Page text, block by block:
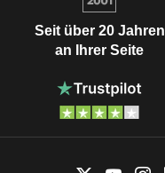
Seit über 20 Jahren
an Ihrer Seite